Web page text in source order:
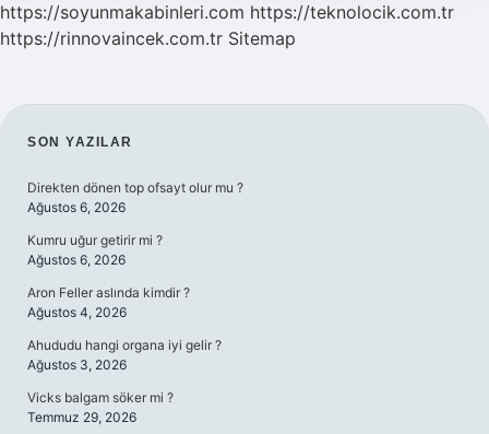
https://soyunmakabinleri.com https://teknolocik.com.tr
https://rinnovaincek.com.tr Sitemap
SIDEBAR
SON YAZILAR
Direkten dönen top ofsayt olur mu ?
Ağustos 6, 2026
Kumru uğur getirir mi ?
Ağustos 6, 2026
Aron Feller aslında kimdir ?
Ağustos 4, 2026
Ahududu hangi organa iyi gelir ?
Ağustos 3, 2026
Vicks balgam söker mi ?
Temmuz 29, 2026